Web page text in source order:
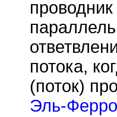
потока,
(поток)
Эль-